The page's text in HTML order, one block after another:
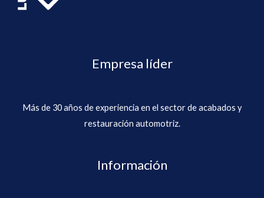
Empresa líder
Más de 30 años de experiencia en el sector de acabados y
restauración automotriz.
Información